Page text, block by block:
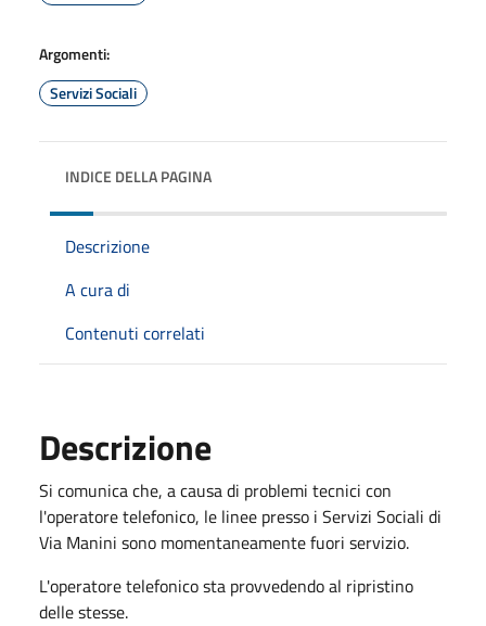
Argomenti:
Servizi Sociali
INDICE DELLA PAGINA
Descrizione
A cura di
Contenuti correlati
Descrizione
Si comunica che, a causa di problemi tecnici con
l'operatore telefonico, le linee presso i Servizi Sociali di
Via Manini sono momentaneamente fuori servizio.
L'operatore telefonico sta provvedendo al ripristino
delle stesse.